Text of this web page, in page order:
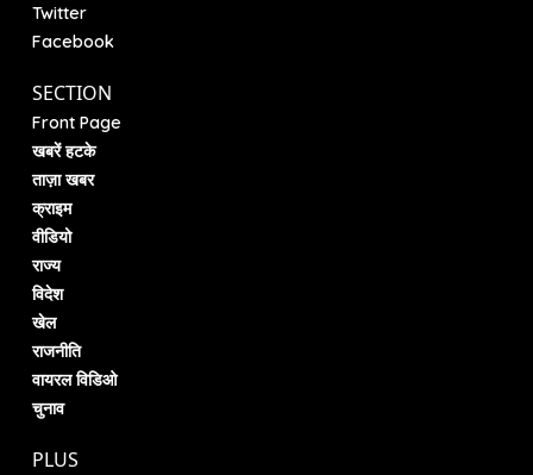
Twitter
Facebook
SECTION
Front Page
खबरें हटके
ताज़ा खबर
क्राइम
वीडियो
राज्य
विदेश
खेल
राजनीति
वायरल विडिओ
चुनाव
PLUS